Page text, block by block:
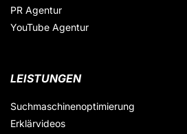
PR Agentur
YouTube Agentur
LEISTUNGEN
Suchmaschinenoptimierung
Erklärvideos